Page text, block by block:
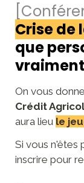
Crise de
que
vraiment
Crédit
aura lieu le
Si vous n'êtes
inscrire pour